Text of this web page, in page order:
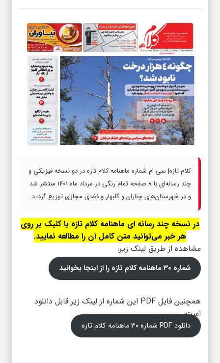
کلام تازه| سی ام شماره ماهنامه کلام تازه در دو نسخه فیزیکی و
چند رسانه‌ای با ۸ صفحه تمام رنگی در مرداد ماه 1401 منتشر شد
و در شهرستان‌های چناران و گلبهار و فضای مجازی توزیع گردید.
در نسخه چند رسانه ای ماهنامه کلام تازه با کلیک بر روی
هر خبر می‌توانید متن کامل آن را مطالعه نمایید.
مشاهده از طریق لینک زیر:
شماره ۳۰ ماهنامه کلام تازه را از اینجا بخوانید
همچنین فایل PDF این شماره از لینک زیر قابل دانلود
است:
دانلود PDF شماره ۳۰ ماهنامه کلام تازه